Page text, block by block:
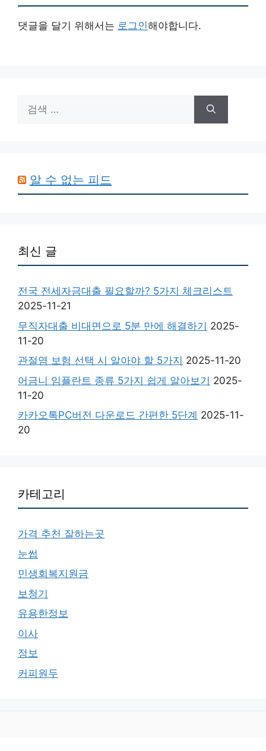
댓글을 달기 위해서는 로그인해야합니다.
색:
알 수 없는 피드
최신 글
전국 전세자금대출 필요할까? 5가지 체크리스트
2025-11-21
무직자대출 비대면으로 5분 만에 해결하기 2025-
11-20
관절염 보험 선택 시 알아야 할 5가지 2025-11-20
어금니 임플란트 종류 5가지 쉽게 알아보기 2025-
11-20
카카오톡PC버전 다운로드 간편한 5단계 2025-11-
20
카테고리
가격 추천 잘하는곳
눈썹
민생회복지원금
보청기
유용한정보
이사
정보
커피원두